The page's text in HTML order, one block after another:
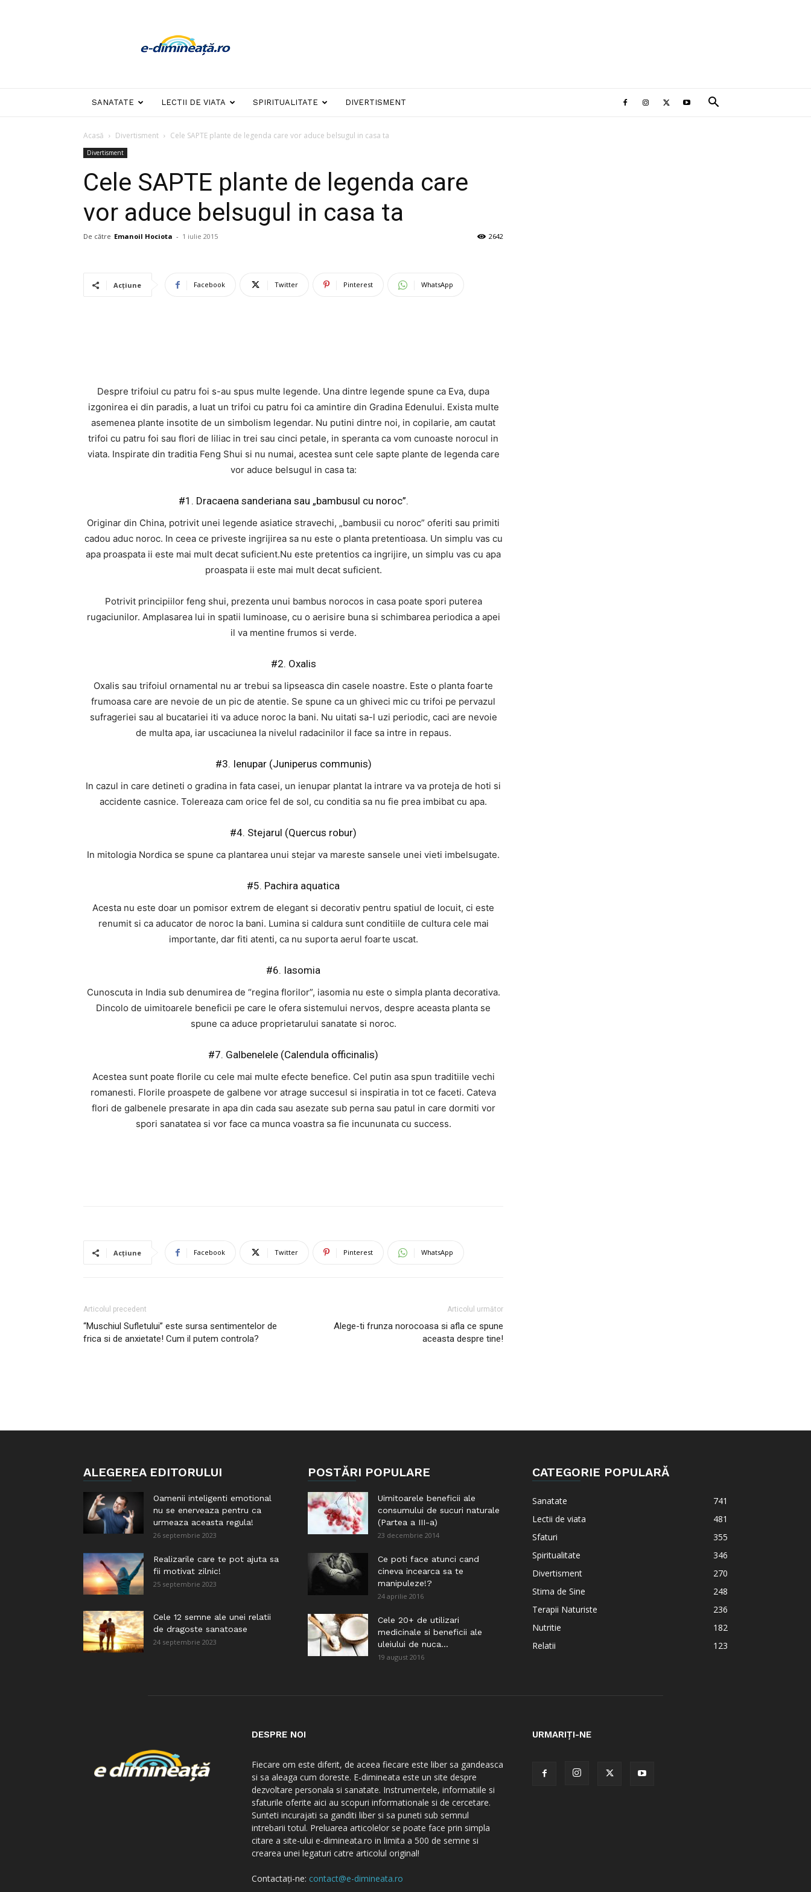
dimineata
SANATATE LECTII DE VIATA SPIRITUALITATE DIVERTISMENT
Acasă Divertisment Cele SAPTE plante de legenda care vor aduce belsugul in casa ta
Divertisment
Cele SAPTE plante de legenda care
vor aduce belsugul in casa ta
De către Emanoil Hociota - 1 iulie 2015 2642
Acțiune Facebook Twitter Pinterest WhatsApp
Despre trifoiul cu patru foi s-au spus multe legende. Una dintre legende spune ca Eva, dupa
izgonirea ei din paradis, a luat un trifoi cu patru foi ca amintire din Gradina Edenului. Exista multe
asemenea plante insotite de un simbolism legendar. Nu putini dintre noi, in copilarie, am cautat
trifoi cu patru foi sau flori de liliac in trei sau cinci petale, in speranta ca vom cunoaste norocul in
viata. Inspirate din traditia Feng Shui si nu numai, acestea sunt cele sapte plante de legenda care
vor aduce belsugul in casa ta:
#1. Dracaena sanderiana sau „bambusul cu noroc”.
Originar din China, potrivit unei legende asiatice stravechi, „bambusii cu noroc” oferiti sau primiti
cadou aduc noroc. In ceea ce priveste ingrijirea sa nu este o planta pretentioasa. Un simplu vas cu
apa proaspata ii este mai mult decat suficient.Nu este pretentios ca ingrijire, un simplu vas cu apa
proaspata ii este mai mult decat suficient.
Potrivit principiilor feng shui, prezenta unui bambus norocos in casa poate spori puterea
rugaciunilor. Amplasarea lui in spatii luminoase, cu o aerisire buna si schimbarea periodica a apei
il va mentine frumos si verde.
#2. Oxalis
Oxalis sau trifoiul ornamental nu ar trebui sa lipseasca din casele noastre. Este o planta foarte
frumoasa care are nevoie de un pic de atentie. Se spune ca un ghiveci mic cu trifoi pe pervazul
sufrageriei sau al bucatariei iti va aduce noroc la bani. Nu uitati sa-l uzi periodic, caci are nevoie
de multa apa, iar uscaciunea la nivelul radacinilor il face sa intre in repaus.
#3. Ienupar (Juniperus communis)
In cazul in care detineti o gradina in fata casei, un ienupar plantat la intrare va va proteja de hoti si
accidente casnice. Tolereaza cam orice fel de sol, cu conditia sa nu fie prea imbibat cu apa.
#4. Stejarul (Quercus robur)
In mitologia Nordica se spune ca plantarea unui stejar va mareste sansele unei vieti imbelsugate.
#5. Pachira aquatica
Acesta nu este doar un pomisor extrem de elegant si decorativ pentru spatiul de locuit, ci este
renumit si ca aducator de noroc la bani. Lumina si caldura sunt conditiile de cultura cele mai
importante, dar fiti atenti, ca nu suporta aerul foarte uscat.
#6. Iasomia
Cunoscuta in India sub denumirea de “regina florilor”, iasomia nu este o simpla planta decorativa.
Dincolo de uimitoarele beneficii pe care le ofera sistemului nervos, despre aceasta planta se
spune ca aduce proprietarului sanatate si noroc.
#7. Galbenelele (Calendula officinalis)
Acestea sunt poate florile cu cele mai multe efecte benefice. Cel putin asa spun traditiile vechi
romanesti. Florile proaspete de galbene vor atrage succesul si inspiratia in tot ce faceti. Cateva
flori de galbenele presarate in apa din cada sau asezate sub perna sau patul in care dormiti vor
spori sanatatea si vor face ca munca voastra sa fie incununata cu success.
Acțiune Facebook Twitter Pinterest WhatsApp
Articolul precedent
“Muschiul Sufletului” este sursa sentimentelor de
frica si de anxietate! Cum il putem controla?
Articolul următor
Alege-ti frunza norocoasa si afla ce spune
aceasta despre tine!
ALEGEREA EDITORULUI
Oamenii inteligenti emotional
nu se enerveaza pentru ca
urmeaza aceasta regula!
26 septembrie 2023
Realizarile care te pot ajuta sa
fii motivat zilnic!
25 septembrie 2023
Cele 12 semne ale unei relatii
de dragoste sanatoase
24 septembrie 2023
POSTĂRI POPULARE
Uimitoarele beneficii ale
consumului de sucuri naturale
(Partea a III-a)
23 decembrie 2014
Ce poti face atunci cand
cineva incearca sa te
manipuleze!?
24 aprilie 2016
Cele 20+ de utilizari
medicinale si beneficii ale
uleiului de nuca...
19 august 2016
CATEGORIE POPULARĂ
Sanatate
741
Lectii de viata
481
Sfaturi
355
Spiritualitate
346
Divertisment
270
Stima de Sine
248
Terapii Naturiste
236
Nutritie
182
Relatii
123
DESPRE NOI
Fiecare om este diferit, de aceea fiecare este liber sa gandeasca
si sa aleaga cum doreste. E-dimineata este un site despre
dezvoltare personala si sanatate. Instrumentele, informatiile si
sfaturile oferite aici au scopuri informationale si de cercetare.
Sunteti incurajati sa ganditi liber si sa puneti sub semnul
intrebarii totul. Preluarea articolelor se poate face prin simpla
citare a site-ului e-dimineata.ro in limita a 500 de semne si
crearea unei legaturi catre articolul original!
Contactați-ne: contact@e-dimineata.ro
URMARIȚI-NE